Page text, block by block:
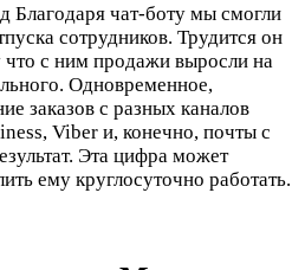
Благодаря чат-боту мы смогли
сотрудников. Трудится он
с ним продажи выросли на
Одновременное,
заказов с разных каналов
Viber и, конечно, почты с
Эта цифра может
ему круглосуточно работать.